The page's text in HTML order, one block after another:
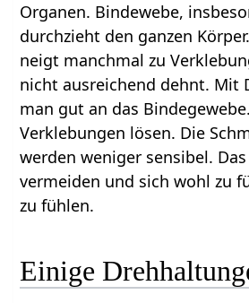
Organen. Bindewebe,
durchzieht den ganzen
neigt manchmal zu
nicht ausreichend dehnt. Mit
man gut an das
Verklebungen lösen. Die
werden weniger sensibel.
vermeiden und sich wohl zu
zu fühlen.
Einige